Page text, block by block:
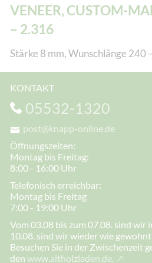
VENEER, CUSTOM-
– 2.316
Stärke 8 mm, Wunschlänge 240
KONTAKT
05532-1320
post@knapp-online.de
Öffnungszeiten:
Montag bis Freitag:
8:00 - 16:00 Uhr
Telefonisch erreichbar:
Montag bis Freitag
7:00 - 19:00 Uhr
Vom 03.08 bis zum 07.08. sind wir
10.08. sind wir wieder wie
Besuchen Sie in der Zwischenzeit
den www.altholzladen.de.